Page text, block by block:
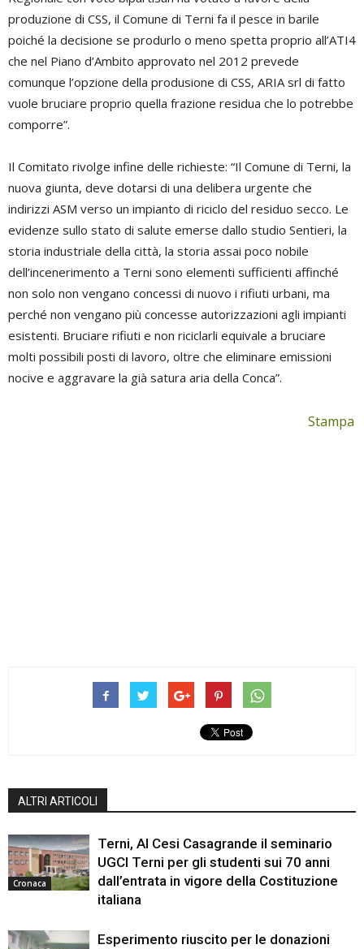
produzione di CSS, il Comune di Terni fa il pesce in barile
poiché la decisione se produrlo o meno spetta proprio all’ATI4
che nel Piano d’Ambito approvato nel 2012 prevede
comunque l’opzione della produsione di CSS, ARIA srl di fatto
vuole bruciare proprio quella frazione residua che lo potrebbe
comporre”.
Il Comitato rivolge infine delle richieste: “Il Comune di Terni, la
nuova giunta, deve dotarsi di una delibera urgente che
indirizzi ASM verso un impianto di riciclo del residuo secco. Le
evidenze sullo stato di salute emerse dallo studio Sentieri, la
storia industriale della città, la storia assai poco nobile
dell’incenerimento a Terni sono elementi sufficienti affinché
non solo non vengano concessi di nuovo i rifiuti urbani, ma
perché non vengano più concesse autorizzazioni agli impianti
esistenti. Bruciare rifiuti e non riciclarli equivale a bruciare
molti possibili posti di lavoro, oltre che eliminare emissioni
nocive e aggravare la già satura aria della Conca”.
Stampa
ALTRI ARTICOLI
Cronaca
Terni, Al Cesi Casagrande il seminario
UGCI Terni per gli studenti sui 70 anni
dall’entrata in vigore della Costituzione
italiana
Esperimento riuscito per le donazioni